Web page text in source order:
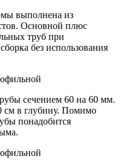
выполнена из
Основной плюс
труб при
без использования
сечением 60 на 60 мм.
см в глубину. Помимо
понадобится